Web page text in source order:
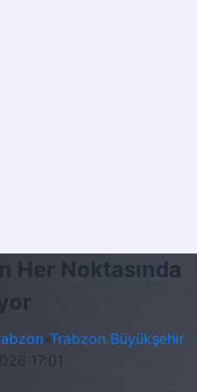
Her Noktasında
»Trabzon Büyükşehir
17:01